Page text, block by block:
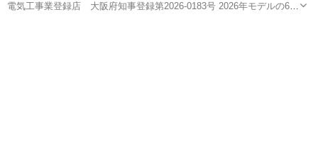
電気工事業登録店 大阪府知事登録第2026-0183号 2026年モデルの6畳